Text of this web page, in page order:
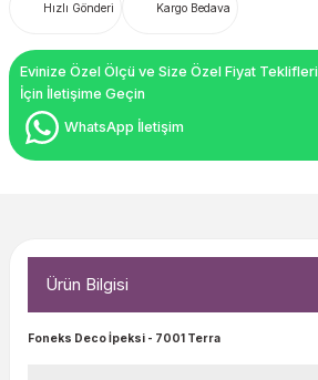
Hızlı Gönderi Kargo Bedava
Evinize Özel Ölçü ve Size Özel Fiyat Teklifleri
İçin İletişime Geçin
WhatsApp İletişim
Ürün Bilgisi
Foneks Deco İpeksi - 7001 Terra